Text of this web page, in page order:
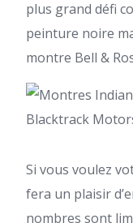
plus grand défi
peinture noire
montre Bell &
Si vous voulez
fera un plaisir
nombres sont